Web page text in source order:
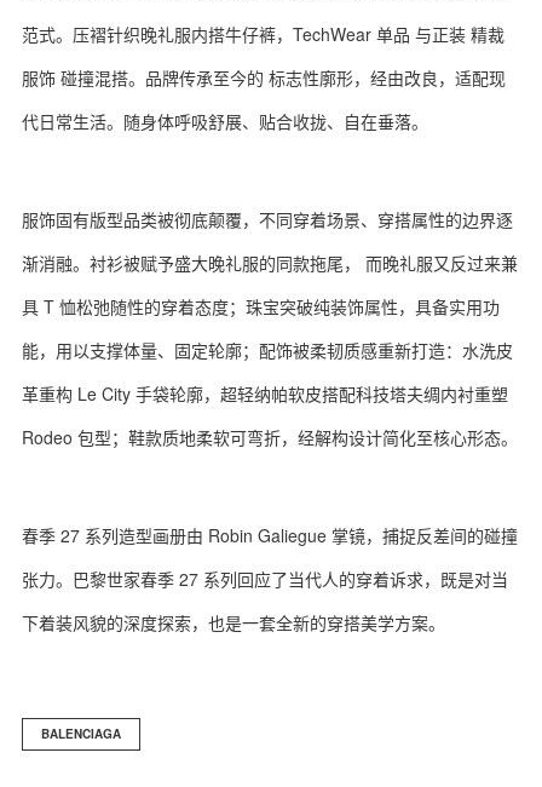
范式。压褶针织晚礼服内搭牛仔裤，TechWear 单品 与正装 精裁
服饰 碰撞混搭。品牌传承至今的 标志性廓形，经由改良，适配现
代日常生活。随身体呼吸舒展、贴合收拢、自在垂落。
服饰固有版型品类被彻底颠覆，不同穿着场景、穿搭属性的边界逐
渐消融。衬衫被赋予盛大晚礼服的同款拖尾， 而晚礼服又反过来兼
具 T 恤松弛随性的穿着态度；珠宝突破纯装饰属性，具备实用功
能，用以支撑体量、固定轮廓；配饰被柔韧质感重新打造：水洗皮
革重构 Le City 手袋轮廓，超轻纳帕软皮搭配科技塔夫绸内衬重塑
Rodeo 包型；鞋款质地柔软可弯折，经解构设计简化至核心形态。
春季 27 系列造型画册由 Robin Galiegue 掌镜，捕捉反差间的碰撞
张力。巴黎世家春季 27 系列回应了当代人的穿着诉求，既是对当
下着装风貌的深度探索，也是一套全新的穿搭美学方案。
BALENCIAGA